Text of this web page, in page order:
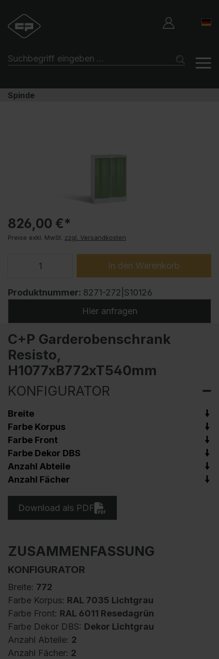
Spinde
826,00 €*
Preise exkl. MwSt. zzgl. Versandkosten
In den Warenkorb
Produktnummer: 8271-272|S10126
Hier anfragen
C+P Garderobenschrank
Resisto,
H1077xB772xT540mm
KONFIGURATOR
Breite
Farbe Korpus
Farbe Front
Farbe Dekor DBS
Anzahl Abteile
Anzahl Fächer
Download als PDF
ZUSAMMENFASSUNG
KONFIGURATOR
Breite: 772
Farbe Korpus: RAL 7035 Lichtgrau
Farbe Front: RAL 6011 Resedagrün
Farbe Dekor DBS: Dekor Lichtgrau
Anzahl Abteile: 2
Anzahl Fächer: 2